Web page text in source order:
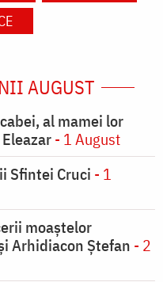
AUGUST
al mamei lor
- 1 August
Sfintei Cruci - 1
moaştelor
Arhidiacon Ştefan - 2